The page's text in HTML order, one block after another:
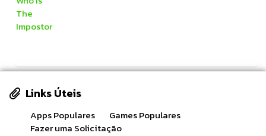
Links Úteis
Apps Populares
Games Populares
Fazer uma Solicitação